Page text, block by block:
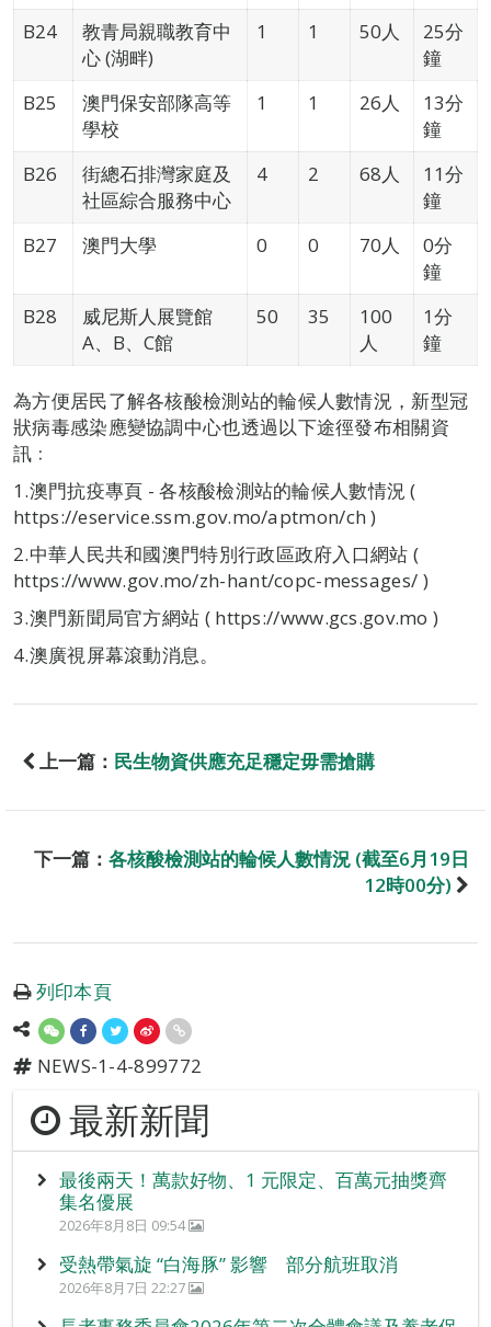
B24
教青局親職教育中
心 (湖畔)
1 1 50人
25分
鐘
B25
澳門保安部隊高等
學校
1 1 26人
13分
鐘
B26
街總石排灣家庭及
社區綜合服務中心
4 2 68人
11分
鐘
B27
澳門大學 0 0 70人
0分
鐘
B28
威尼斯人展覽館
A、B、C館
50 35
100
人
1分
鐘
為方便居民了解各核酸檢測站的輪候人數情況，新型冠
狀病毒感染應變協調中心也透過以下途徑發布相關資
訊﹕
1.澳門抗疫專頁 - 各核酸檢測站的輪候人數情況 (
https://eservice.ssm.gov.mo/aptmon/ch )
2.中華人民共和國澳門特別行政區政府入口網站 (
https://www.gov.mo/zh-hant/copc-messages/ )
3.澳門新聞局官方網站 ( https://www.gcs.gov.mo )
4.澳廣視屏幕滾動消息。
上一篇： 民生物資供應充足穩定毋需搶購
下一篇： 各核酸檢測站的輪候人數情況 (截至6月19日
12時00分)
列印本頁
NEWS-1-4-899772
最新新聞
最後兩天！萬款好物、1 元限定、百萬元抽獎齊
集名優展
2026年8月8日 09:54
受熱帶氣旋 “白海豚” 影響 部分航班取消
2026年8月7日 22:27